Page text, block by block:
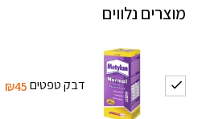
מוצרים נלווים
דבק טפטים₪45